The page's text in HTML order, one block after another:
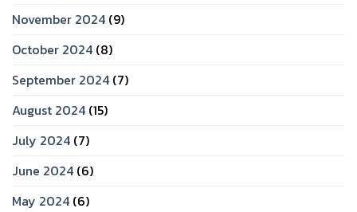
November 2024 (9)
October 2024 (8)
September 2024 (7)
August 2024 (15)
July 2024 (7)
June 2024 (6)
May 2024 (6)